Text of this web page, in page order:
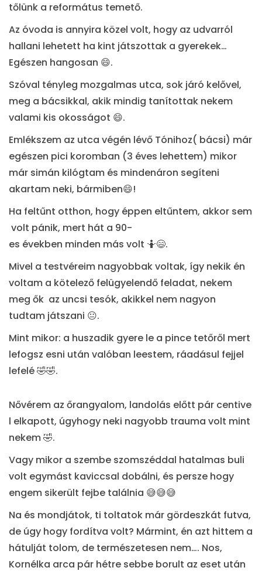
tőlünk a református temető.
Az óvoda is annyira közel volt, hogy az udvarról
hallani lehetett ha kint játszottak a gyerekek…
Egészen hangosan 😄.
Szóval tényleg mozgalmas utca, sok járó kelővel,
meg a bácsikkal, akik mindig tanítottak nekem
valami kis okosságot 😄.
Emlékszem az utca végén lévő Tónihoz( bácsi) már
egészen pici koromban (3 éves lehettem) mikor
már simán kilógtam és mindenáron segíteni
akartam neki, bármiben😄!
Ha feltűnt otthon, hogy éppen eltűntem, akkor sem
volt pánik, mert hát a 90-
es években minden más volt 🤷😄.
Mivel a testvéreim nagyobbak voltak, így nekik én
voltam a kötelező felügyelendő feladat, nekem
meg ők az uncsi tesók, akikkel nem nagyon
tudtam játszani 😐.
Mint mikor: a huszadik gyere le a pince tetőről mert
lefogsz esni után valóban leestem, ráadásul fejjel
lefelé 🤣🤣.
Nővérem az őrangyalom, landolás előtt pár centive
l elkapott, úgyhogy neki nagyobb trauma volt mint
nekem 🤣.
Vagy mikor a szembe szomszéddal hatalmas buli
volt egymást kaviccsal dobálni, és persze hogy
engem sikerült fejbe találnia 😅😅😅
Na és mondjátok, ti toltatok már gördeszkát futva,
de úgy hogy fordítva volt? Mármint, én azt hittem a
hátulját tolom, de természetesen nem…. Nos,
Kornélka arca pár hétre sebbe borult az eset után